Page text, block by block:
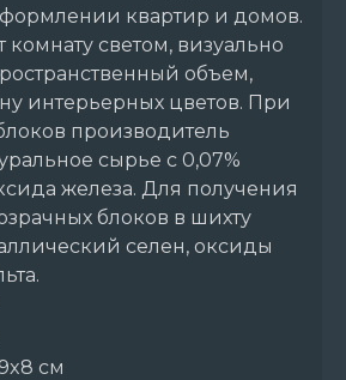
квартир и домов.
светом, визуально
объем,
интерьерных цветов. При
производитель
сырье с 0,07%
железа. Для получения
блоков в шихту
селен, оксиды
см